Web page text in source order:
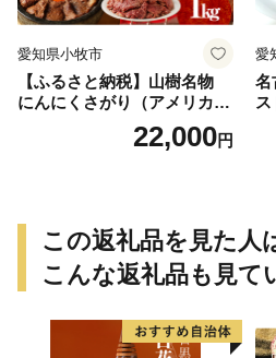
愛知県小牧市
【ふるさと納税】山樹名物
にんにくさがり（アメリカ産
22,000円
愛
名
この返礼品を見た人
こんな返礼品も見て